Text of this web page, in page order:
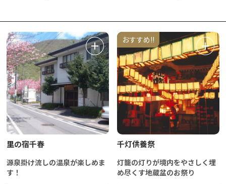
里の宿千春
源泉掛け流しの温泉が楽しめま
す！
おすすめ!!
千灯供養祭
灯籠の灯りが境内をやさしく埋
め尽くす地蔵盆のお祭り